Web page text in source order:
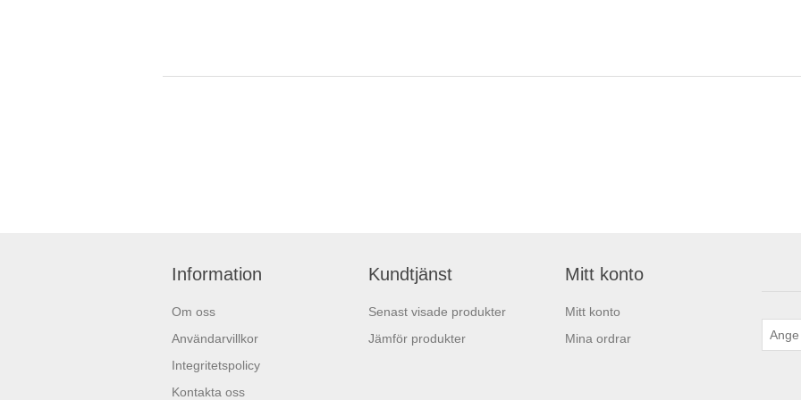
Information
Om oss
Användarvillkor
Integritetspolicy
Kontakta oss
Kundtjänst
Senast visade produkter
Jämför produkter
Mitt konto
Mitt konto
Mina ordrar